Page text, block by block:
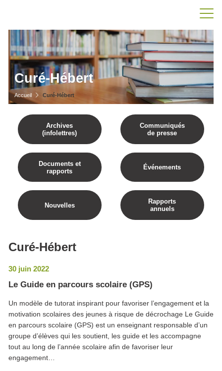
Curé-Hébert
Accueil Curé-Hébert
Archives
(infolettres)
Communiqués
de presse
Documents et
rapports
Événements
Nouvelles
Rapports
annuels
Curé-Hébert
30 juin 2022
Le Guide en parcours scolaire (GPS)
Un modèle de tutorat inspirant pour favoriser l’engagement et la
motivation scolaires des jeunes à risque de décrochage Le Guide
en parcours scolaire (GPS) est un enseignant responsable d’un
groupe d’élèves qui les soutient, les guide et les accompagne
tout au long de l’année scolaire afin de favoriser leur
engagement…